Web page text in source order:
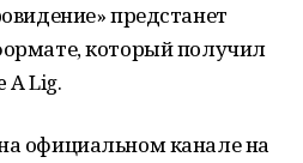
предстанет
который получил
A Lig.
официальном канале на